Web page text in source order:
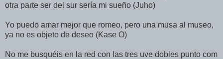
otra parte ser del sur sería mi sueño (Juho)
Yo puedo amar mejor que romeo, pero una musa al museo,
ya no es objeto de deseo (Kase O)
No me busquéis en la red con las tres uve dobles punto com